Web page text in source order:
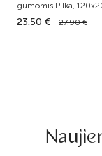
gumomis Pilka,
23.50 € 27.90 €